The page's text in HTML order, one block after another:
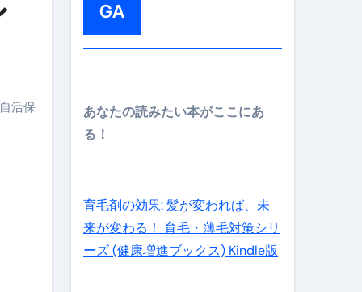
の先さらに貧しくなります。【 竹花貴騎 切り抜き 会社員
自活保
GA
あなたの読みたい本がここにあ
る！
育毛剤の効果: 髪が変われば、未
来が変わる！ 育毛・薄毛対策シリ
ーズ (健康増進ブックス) Kindle版